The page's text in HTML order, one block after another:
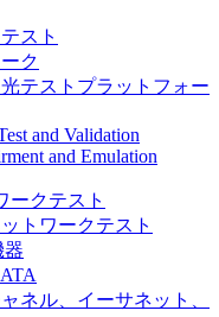
スト
ク
テストプラットフォー
and Validation
and Emulation
ークテスト
トワークテスト
器
ネル、イーサネット、